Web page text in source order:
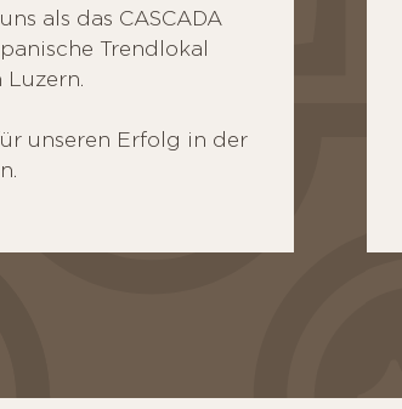
als das CASCADA
Trendlokal
Luzern.
unseren Erfolg in der